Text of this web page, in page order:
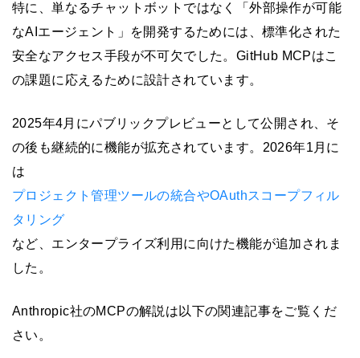
特に、単なるチャットボットではなく「外部操作が可能
なAIエージェント」を開発するためには、標準化された
安全なアクセス手段が不可欠でした。GitHub MCPはこ
の課題に応えるために設計されています。
2025年4月にパブリックプレビューとして公開され、そ
の後も継続的に機能が拡充されています。2026年1月に
は
プロジェクト管理ツールの統合やOAuthスコープフィル
タリング
など、エンタープライズ利用に向けた機能が追加されま
した。
Anthropic社のMCPの解説は以下の関連記事をご覧くだ
さい。